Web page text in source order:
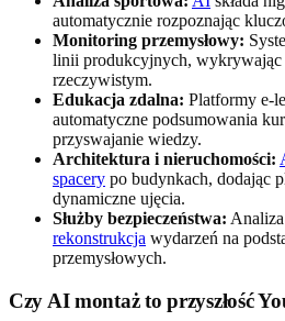
automatycznie rozpoznając
Monitoring przemysłowy:
linii produkcyjnych, wykrywając
rzeczywistym.
Edukacja zdalna: Platformy e-
automatyczne podsumowania
przyswajanie wiedzy.
Architektura i nieruchomości:
spacery po budynkach, dodając
dynamiczne ujęcia.
Służby bezpieczeństwa:
rekonstrukcja wydarzeń na
przemysłowych.
Czy AI montaż to przyszłość